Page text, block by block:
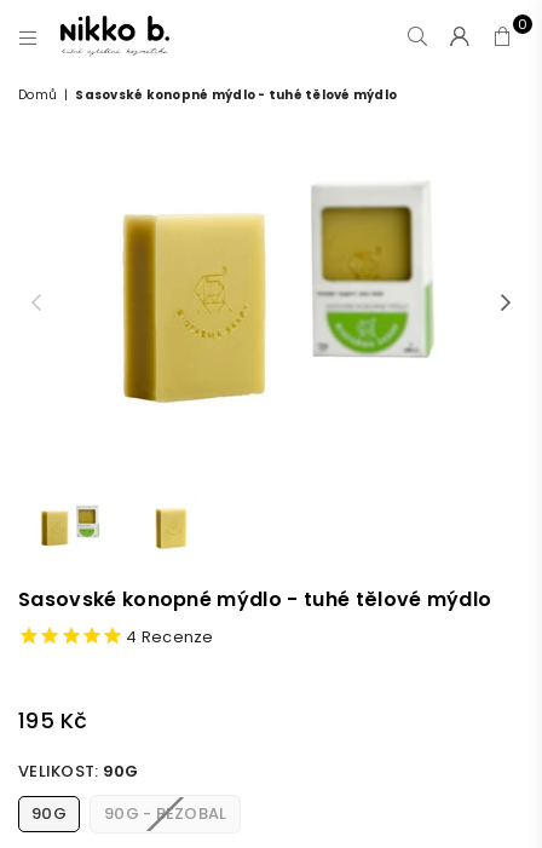
NIKKO
B.
0
Domů | Sasovské konopné mýdlo - tuhé tělové mýdlo
Sasovské konopné mýdlo - tuhé tělové mýdlo
4 Recenze
Běžná
195 Kč
VELIKOST: 90G
90G
90G - BEZOBAL